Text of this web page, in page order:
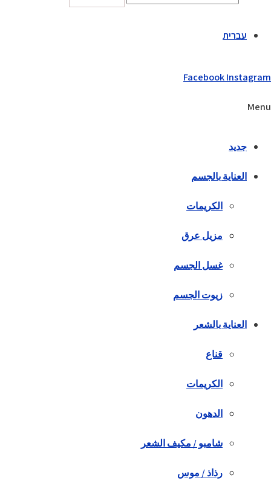
עברית
FacebookInstagram
Menu
جديد
العناية بالجسم
الكريمات
مزيل عرق
غسل الجسم
زيوت الجسم
العناية بالشعر
قناع
الكريمات
الدهون
شامبو / مكيف الشعر
رذاذ / موس